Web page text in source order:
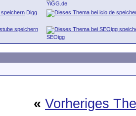
YiGG.de
Digg
SEOigg
« Vorheriges